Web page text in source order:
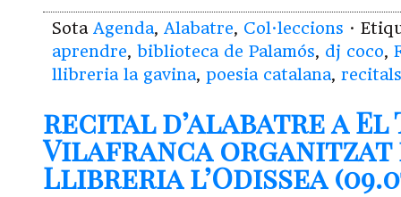
Sota Agenda, Alabatre, Col·leccions ·
aprendre, biblioteca de Palamós, dj coco,
llibreria la gavina, poesia catalana, recitals
recital d’alabatre a El
Vilafranca organitzat
Llibreria l’Odissea